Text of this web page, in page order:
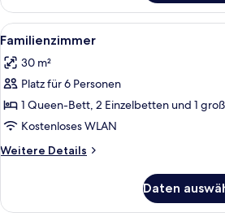
Vierbettzimmer,
2 Queen-
Betten
Alle
Fotos
für
Familienzimmer
anzeigen
Ein
9
Familienzimmer
30 m²
Platz für 6 Personen
1 Queen-Bett, 2 Einzelbetten und 1
Kostenloses WLAN
Weitere Details
Weitere
Daten